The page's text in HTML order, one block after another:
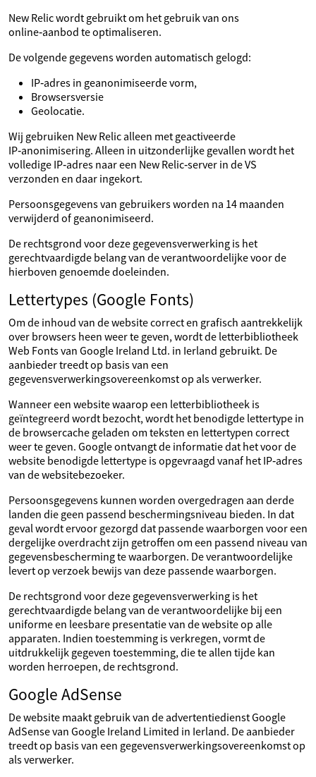
New Relic wordt gebruikt om het gebruik van ons
online‑aanbod te optimaliseren.
De volgende gegevens worden automatisch gelogd:
IP‑adres in geanonimiseerde vorm,
Browsersversie
Geolocatie.
Wij gebruiken New Relic alleen met geactiveerde
IP‑anonimisering. Alleen in uitzonderlijke gevallen wordt het
volledige IP‑adres naar een New Relic‑server in de VS
verzonden en daar ingekort.
Persoonsgegevens van gebruikers worden na 14 maanden
verwijderd of geanonimiseerd.
De rechtsgrond voor deze gegevensverwerking is het
gerechtvaardigde belang van de verantwoordelijke voor de
hierboven genoemde doeleinden.
Lettertypes (Google Fonts)
Om de inhoud van de website correct en grafisch aantrekkelijk
over browsers heen weer te geven, wordt de letterbibliotheek
Web Fonts van Google Ireland Ltd. in Ierland gebruikt. De
aanbieder treedt op basis van een
gegevensverwerkingsovereenkomst op als verwerker.
Wanneer een website waarop een letterbibliotheek is
geïntegreerd wordt bezocht, wordt het benodigde lettertype in
de browsercache geladen om teksten en lettertypen correct
weer te geven. Google ontvangt de informatie dat het voor de
website benodigde lettertype is opgevraagd vanaf het IP‑adres
van de websitebezoeker.
Persoonsgegevens kunnen worden overgedragen aan derde
landen die geen passend beschermingsniveau bieden. In dat
geval wordt ervoor gezorgd dat passende waarborgen voor een
dergelijke overdracht zijn getroffen om een passend niveau van
gegevensbescherming te waarborgen. De verantwoordelijke
levert op verzoek bewijs van deze passende waarborgen.
De rechtsgrond voor deze gegevensverwerking is het
gerechtvaardigde belang van de verantwoordelijke bij een
uniforme en leesbare presentatie van de website op alle
apparaten. Indien toestemming is verkregen, vormt de
uitdrukkelijk gegeven toestemming, die te allen tijde kan
worden herroepen, de rechtsgrond.
Google AdSense
De website maakt gebruik van de advertentiedienst Google
AdSense van Google Ireland Limited in Ierland. De aanbieder
treedt op basis van een gegevensverwerkingsovereenkomst op
als verwerker.